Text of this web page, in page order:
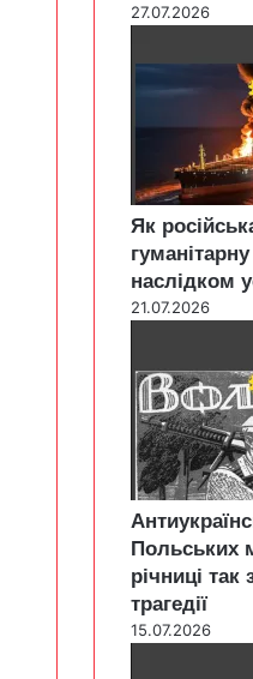
27.07.2026
Як
наслідком
21.07.2026
Польських
річниці так
трагедії
15.07.2026